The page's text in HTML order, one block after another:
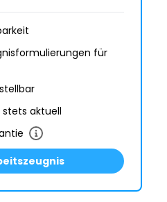
für
aktuell